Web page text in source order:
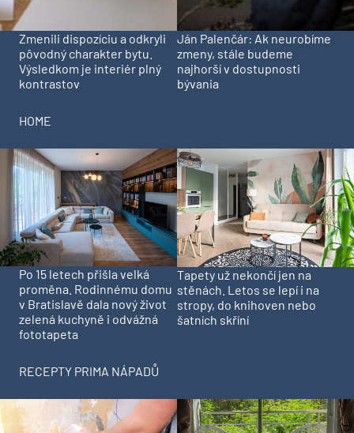
Zmenili dispozíciu a odkryli
pôvodný charakter bytu.
Výsledkom je interiér plný
kontrastov
Ján Palenčár: Ak neurobíme
zmeny, stále budeme
najhorší v dostupnosti
bývania
HOME
Po 15 letech přišla velká
proměna. Rodinnému domu
v Bratislavě dala nový život
zelená kuchyně i odvážná
fototapeta
Tapety už nekončí jen na
stěnách. Letos se lepí i na
stropy, do knihoven nebo
šatních skříní
RECEPTY PRIMA NÁPADŮ